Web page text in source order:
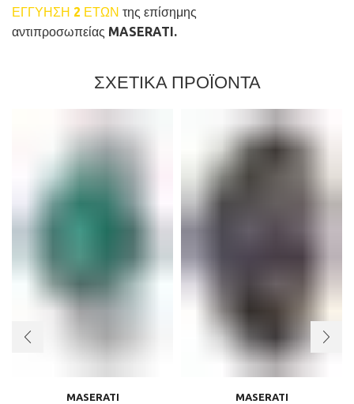
ΕΓΓΥΗΣΗ 2 ΕΤΩΝ της επίσημης
αντιπροσωπείας MASERATI.
ΣΧΕΤΙΚΑ ΠΡΟΪΟΝΤΑ
MASERATI MASERATI